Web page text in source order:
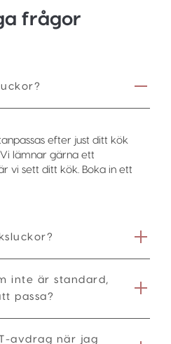
frågor
efter just ditt kök
lämnar gärna ett
vi sett ditt kök. Boka in ett
inte är standard,
passa?
avdrag när jag